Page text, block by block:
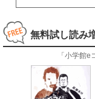
無料試し読み
「小学館e